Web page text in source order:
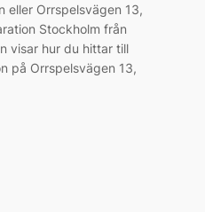
eller Orrspelsvägen 13,
Stockholm från
visar hur du hittar till
på Orrspelsvägen 13,